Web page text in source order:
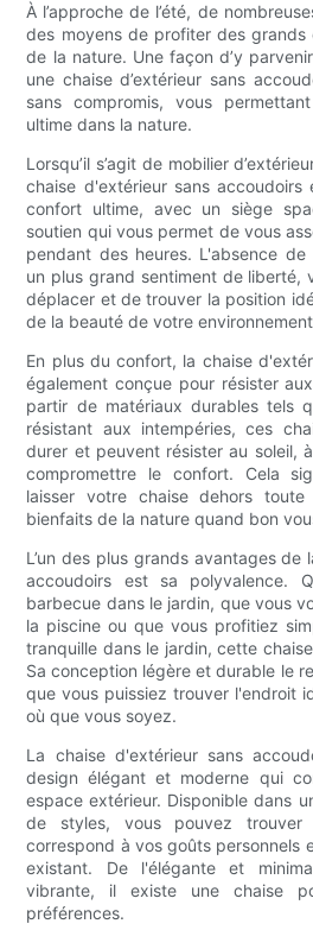
À l’approche de l’été, de
des moyens de profiter des
de la nature. Une façon d’y
une chaise d’extérieur sans
sans compromis, vous
ultime dans la nature.
Lorsqu’il s’agit de mobilier
chaise d'extérieur sans
confort ultime, avec un siège
soutien qui vous permet de vous
pendant des heures. L'absence
un plus grand sentiment de liberté,
déplacer et de trouver la position
de la beauté de votre
En plus du confort, la chaise
également conçue pour résister
partir de matériaux durables tels
résistant aux intempéries, ces
durer et peuvent résister au soleil,
compromettre le confort. Cela
laisser votre chaise dehors
bienfaits de la nature quand bon
L’un des plus grands avantages de
accoudoirs est sa polyvalence.
barbecue dans le jardin, que vous
la piscine ou que vous profitiez
tranquille dans le jardin, cette
Sa conception légère et durable le
que vous puissiez trouver l'endroit
où que vous soyez.
La chaise d'extérieur sans
design élégant et moderne qui
espace extérieur. Disponible dans
de styles, vous pouvez
correspond à vos goûts personnels
existant. De l'élégante et
vibrante, il existe une chaise
préférences.